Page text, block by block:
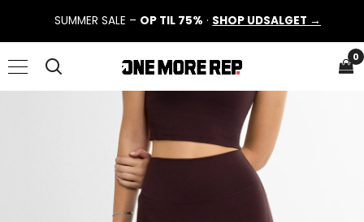
SUMMER SALE – OP TIL 75% · SHOP UDSALGET →
0